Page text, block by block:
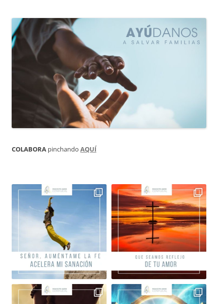
COLABORA pinchando AQUÍ